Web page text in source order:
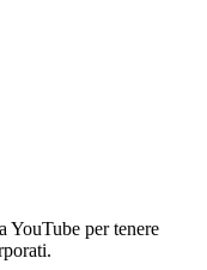
YouTube per tenere